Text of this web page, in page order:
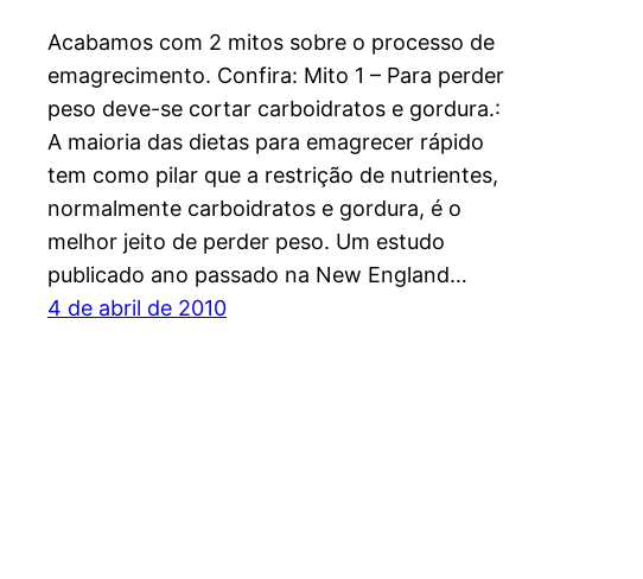
Acabamos com 2 mitos sobre o processo de
emagrecimento. Confira: Mito 1 – Para perder
peso deve-se cortar carboidratos e gordura.:
A maioria das dietas para emagrecer rápido
tem como pilar que a restrição de nutrientes,
normalmente carboidratos e gordura, é o
melhor jeito de perder peso. Um estudo
publicado ano passado na New England…
4 de abril de 2010